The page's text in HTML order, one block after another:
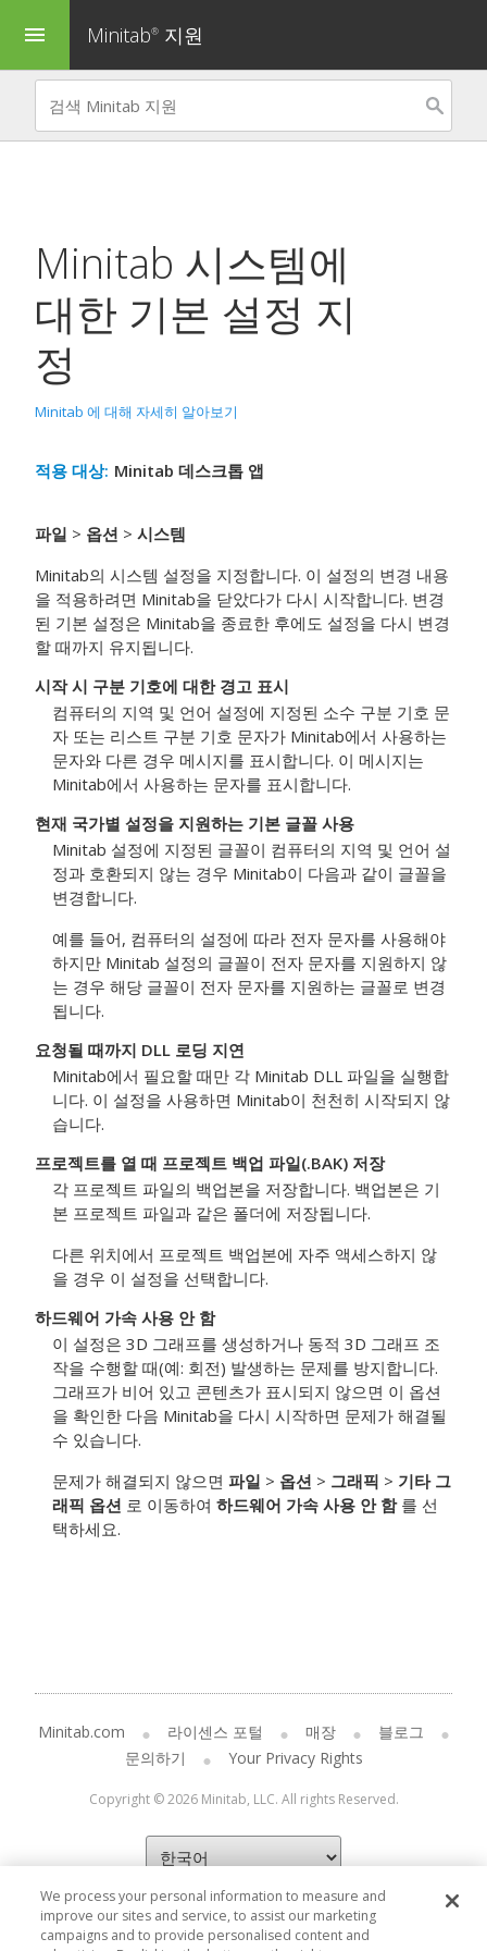
menu Minitab® 지원
Minitab 시스템에
대한 기본 설정 지
정
Minitab 에 대해 자세히 알아보기
적용 대상: Minitab 데스크톱 앱
파일 > 옵션 > 시스템
Minitab의 시스템 설정을 지정합니다. 이 설정의 변경 내용
을 적용하려면 Minitab을 닫았다가 다시 시작합니다. 변경
된 기본 설정은 Minitab을 종료한 후에도 설정을 다시 변경
할 때까지 유지됩니다.
시작 시 구분 기호에 대한 경고 표시
컴퓨터의 지역 및 언어 설정에 지정된 소수 구분 기호 문
자 또는 리스트 구분 기호 문자가 Minitab에서 사용하는
문자와 다른 경우 메시지를 표시합니다. 이 메시지는
Minitab에서 사용하는 문자를 표시합니다.
현재 국가별 설정을 지원하는 기본 글꼴 사용
Minitab 설정에 지정된 글꼴이 컴퓨터의 지역 및 언어 설
정과 호환되지 않는 경우 Minitab이 다음과 같이 글꼴을
변경합니다.
예를 들어, 컴퓨터의 설정에 따라 전자 문자를 사용해야
하지만 Minitab 설정의 글꼴이 전자 문자를 지원하지 않
는 경우 해당 글꼴이 전자 문자를 지원하는 글꼴로 변경
됩니다.
요청될 때까지 DLL 로딩 지연
Minitab에서 필요할 때만 각 Minitab DLL 파일을 실행합
니다. 이 설정을 사용하면 Minitab이 천천히 시작되지 않
습니다.
프로젝트를 열 때 프로젝트 백업 파일(.BAK) 저장
각 프로젝트 파일의 백업본을 저장합니다. 백업본은 기
본 프로젝트 파일과 같은 폴더에 저장됩니다.
다른 위치에서 프로젝트 백업본에 자주 액세스하지 않
을 경우 이 설정을 선택합니다.
하드웨어 가속 사용 안 함
이 설정은 3D 그래프를 생성하거나 동적 3D 그래프 조
작을 수행할 때(예: 회전) 발생하는 문제를 방지합니다.
그래프가 비어 있고 콘텐츠가 표시되지 않으면 이 옵션
을 확인한 다음 Minitab을 다시 시작하면 문제가 해결될
수 있습니다.
문제가 해결되지 않으면 파일 > 옵션 > 그래픽 > 기타 그
래픽 옵션 로 이동하여 하드웨어 가속 사용 안 함를 선
택하세요.
Minitab.com 라이센스 포털 매장
블로그
문의하기
Your Privacy Rights
Copyright © 2026 Minitab, LLC. All rights Reserved.
We process your personal information to measure and
improve our sites and service, to assist our marketing
campaigns and to provide personalised content and